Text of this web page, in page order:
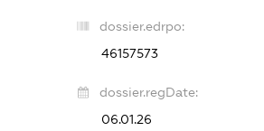
dossier.edrpo:
46157573
dossier.regDate:
06.01.26